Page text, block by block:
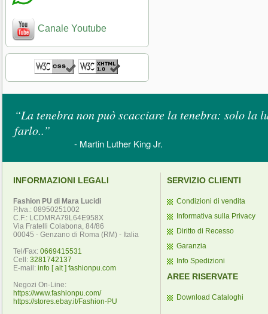
Canale Youtube
“La tenebra non può scacciare la tenebra: solo la
farlo..”
- Martin Luther King Jr.
INFORMAZIONI LEGALI
Fashion PU di Mara Lucidi
P.Iva.: 08950251002
C.F.: LCDMRA79L64E958X
Via Fratelli Colabona, 84/86
00045 - Genzano di Roma (RM) - Italia
Tel/Fax: 0669415531
Cell: 3281742137
E-mail: info [ alt ] fashionpu.com
Negozi On-Line:
https://www.fashionpu.com/
https://stores.ebay.it/Fashion-PU
SERVIZIO CLIENTI
Condizioni di vendita
Informativa sulla Privacy
Diritto di Recesso
Garanzia
Info Spedizioni
AREE RISERVATE
Download Cataloghi